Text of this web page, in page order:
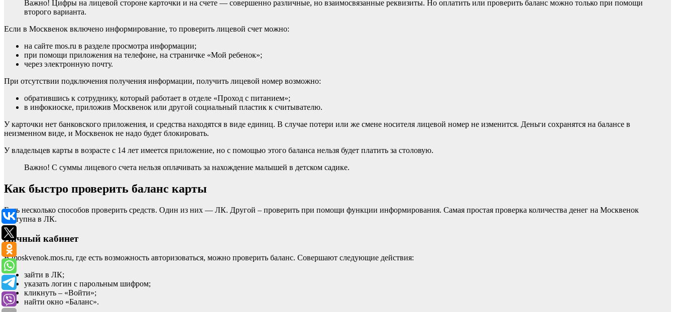
Важно! Цифры на лицевой стороне карточки и на счете — совершенно различные, но взаимосвязанные реквизиты. Но оплатить или проверить баланс можно только при помощи
второго варианта.
Если в Москвенок включено информирование, то проверить лицевой счет можно:
на сайте mos.ru в разделе просмотра информации;
при помощи приложения на телефоне, на страничке «Мой ребенок»;
через электронную почту.
При отсутствии подключения получения информации, получить лицевой номер возможно:
обратившись к сотруднику, который работает в отделе «Проход с питанием»;
в инфокиоске, приложив Москвенок или другой социальный пластик к считывателю.
У карточки нет банковского приложения, и средства находятся в виде единиц. В случае потери или же смене носителя лицевой номер не изменится. Деньги сохранятся на балансе в
неизменном виде, и Москвенок не надо будет блокировать.
У владельцев карты в возрасте с 14 лет имеется приложение, но с помощью этого баланса нельзя будет платить за столовую.
Важно! С суммы лицевого счета нельзя оплачивать за нахождение малышей в детском садике.
Как быстро проверить баланс карты
Есть несколько способов проверить средств. Один из них — ЛК. Другой – проверить при помощи функции информирования. Самая простая проверка количества денег на Москвенок
доступна в ЛК.
Личный кабинет
В moskvenok.mos.ru, где есть возможность авторизоваться, можно проверить баланс. Совершают следующие действия:
зайти в ЛК;
указать логин с парольным шифром;
кликнуть – «Войти»;
найти окно «Баланс».